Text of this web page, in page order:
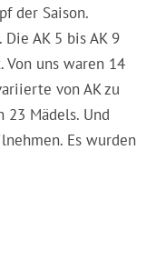
der Saison.
AK 5 bis AK 9
Von uns waren 14
von AK zu
23 Mädels. Und
Es wurden